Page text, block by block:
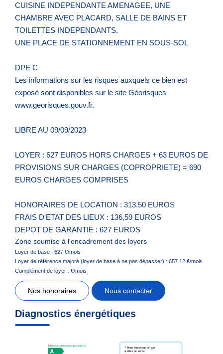
CUISINE INDEPENDANTE AMENAGEE, UNE
CHAMBRE AVEC PLACARD, SALLE DE BAINS ET
TOILETTES INDEPENDANTS.
UNE PLACE DE STATIONNEMENT EN SOUS-SOL
DPE C
Les informations sur les risques auxquels ce bien est
exposé sont disponibles sur le site Géorisques
www.georisques.gouv.fr.
LIBRE AU 09/09/2023
LOYER : 627 EUROS HORS CHARGES + 63 EUROS DE
PROVISIONS SUR CHARGES (COPROPRIETE) = 690
EUROS CHARGES COMPRISES
HONORAIRES DE LOCATION : 313.50 EUROS
FRAIS D'ETAT DES LIEUX : 136,59 EUROS
DEPOT DE GARANTIE : 627 EUROS
Zone soumise à l'encadrement des loyers
Loyer de base : 627 €/mois
Loyer de référence majoré (loyer de base à ne pas dépasser) : 657.12 €/mois
Complément de loyer : €/mois
Nos honoraires Nous contacter
Diagnostics énergétiques